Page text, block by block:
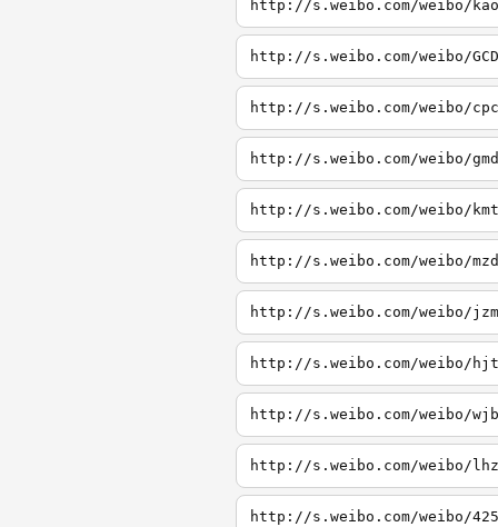
http://s.weibo.com/weibo/kao
http://s.weibo.com/weibo/GCD
http://s.weibo.com/weibo/cpc
http://s.weibo.com/weibo/gmd
http://s.weibo.com/weibo/kmt
http://s.weibo.com/weibo/mzd
http://s.weibo.com/weibo/jzm
http://s.weibo.com/weibo/hjt
http://s.weibo.com/weibo/wjb
http://s.weibo.com/weibo/lhz
http://s.weibo.com/weibo/425